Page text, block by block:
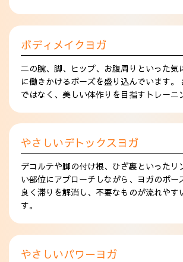
ボディメイクヨガ
二の腕、脚、ヒップ、お腹周りといった気
に働きかけるポーズを盛り込んでいます。
ではなく、美しい体作りを目指すトレーニ
やさしいデトックスヨガ
デコルテや脚の付け根、ひざ裏といったリ
い部位にアプローチしながら、ヨガのポー
良く滞りを解消し、不要なものが流れやす
す。
やさしいパワーヨガ